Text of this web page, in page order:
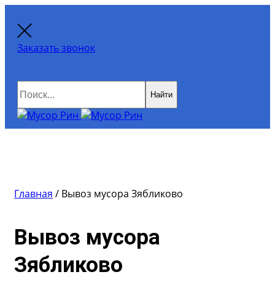
Заказать звонок
Найти
Главная / Вывоз мусора Зябликово
Вывоз мусора
Зябликово